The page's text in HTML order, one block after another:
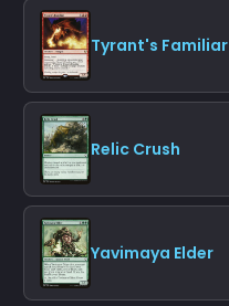
Tyrant's Familiar
Relic Crush
Yavimaya Elder